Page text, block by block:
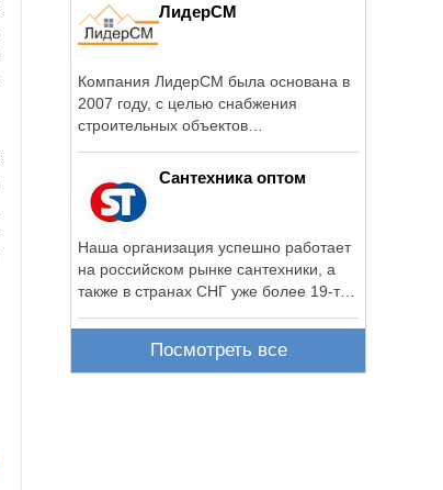
ЛидерСМ
Компания ЛидерСМ была основана в
2007 году, с целью снабжения
строительных объектов
Сантехника оптом
Наша организация успешно работает
на российском рынке сантехники, а
также в cтранах СНГ уже более 19-ти
Посмотреть все